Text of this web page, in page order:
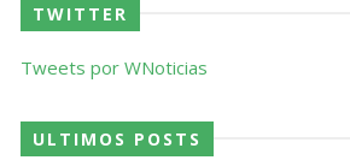
TWITTER
Tweets por WNoticias
ULTIMOS POSTS